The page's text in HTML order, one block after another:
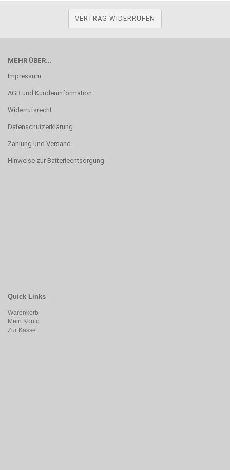
VERTRAG WIDERRUFEN
MEHR ÜBER...
Impressum
AGB und Kundeninformation
Widerrufsrecht
Datenschutzerklärung
Zahlung und Versand
Hinweise zur Batterieentsorgung
Quick Links
Warenkorb
Mein Konto
Zur Kasse